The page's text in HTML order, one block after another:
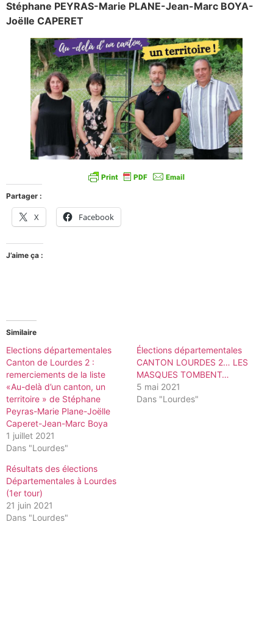
Stéphane PEYRAS-Marie PLANE-Jean-Marc BOYA-
Joëlle CAPERET
Partager :
X Facebook
J’aime ça :
Similaire
Elections départementales
Canton de Lourdes 2 :
remerciements de la liste
«Au-delà d’un canton, un
territoire » de Stéphane
Peyras-Marie Plane-Joëlle
Caperet-Jean-Marc Boya
1 juillet 2021
Dans "Lourdes"
Élections départementales
CANTON LOURDES 2… LES
MASQUES TOMBENT…
5 mai 2021
Dans "Lourdes"
Résultats des élections
Départementales à Lourdes
(1er tour)
21 juin 2021
Dans "Lourdes"